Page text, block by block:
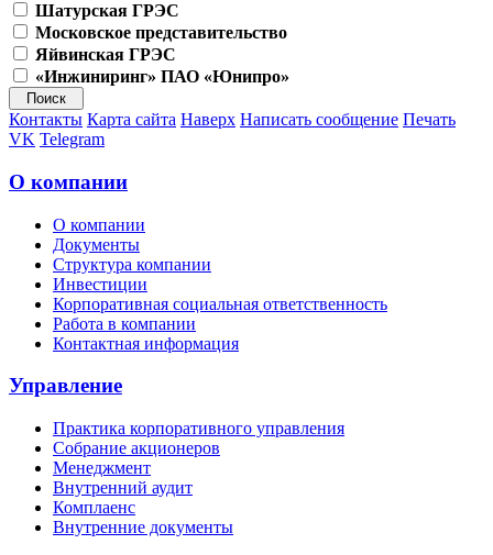
Шатурская ГРЭС
Московское представительство
Яйвинская ГРЭС
«Инжиниринг» ПАО «Юнипро»
Контакты Карта сайта Наверх Написать сообщение Печать
VK Telegram
О компании
О компании
Документы
Структура компании
Инвестиции
Корпоративная социальная ответственность
Работа в компании
Контактная информация
Управление
Практика корпоративного управления
Собрание акционеров
Менеджмент
Внутренний аудит
Комплаенс
Внутренние документы